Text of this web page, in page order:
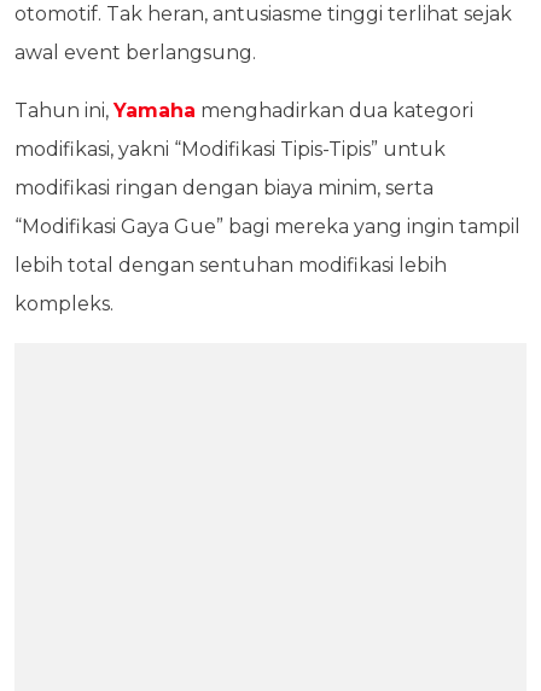
otomotif. Tak heran, antusiasme tinggi terlihat sejak
awal event berlangsung.
Tahun ini,Yamaha menghadirkan dua kategori
modifikasi, yakni “Modifikasi Tipis-Tipis” untuk
modifikasi ringan dengan biaya minim, serta
“Modifikasi Gaya Gue” bagi mereka yang ingin tampil
lebih total dengan sentuhan modifikasi lebih
kompleks.